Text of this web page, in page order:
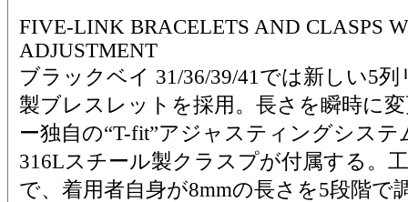
FIVE-LINK BRACELETS AND CLASPS
ADJUSTMENT
ブラックベイ 31/36/39/41では新しい5
製ブレスレットを採用。長さを瞬時に
ー独自の“T-fit”アジャスティングシス
316Lスチール製クラスプが付属する。
で、着用者自身が8mmの長さを5段階で